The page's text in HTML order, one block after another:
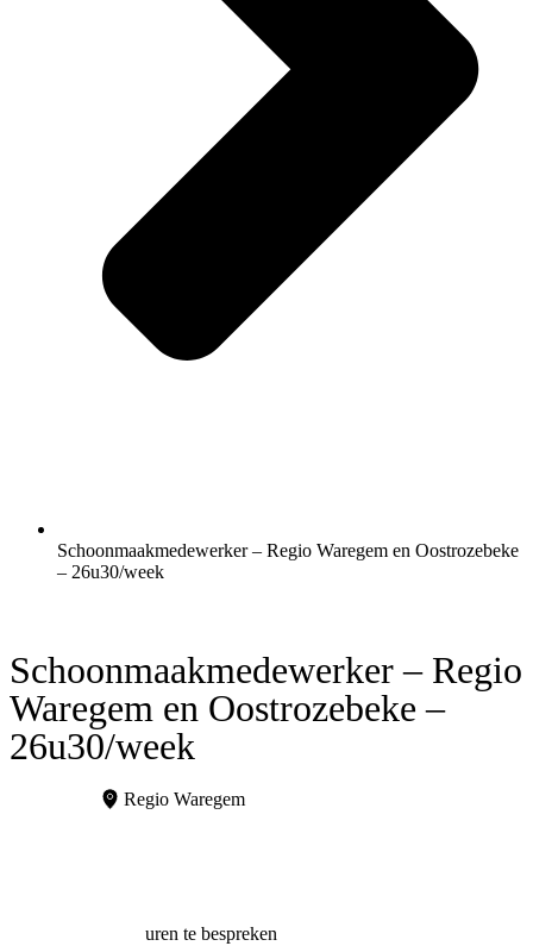
Schoonmaakmedewerker – Regio Waregem en Oostrozebeke
– 26u30/week
Schoonmaakmedewerker – Regio
Waregem en Oostrozebeke –
26u30/week
Regio Waregem
uren te bespreken